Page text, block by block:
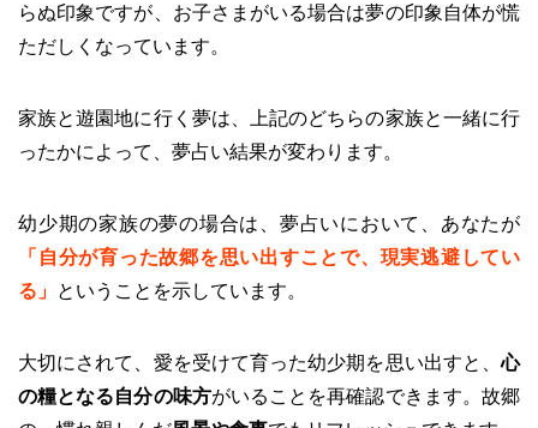
らぬ印象ですが、お子さまがいる場合は夢の印象自体が慌
ただしくなっています。
家族と遊園地に行く夢は、上記のどちらの家族と一緒に行
ったかによって、夢占い結果が変わります。
幼少期の家族の夢の場合は、夢占いにおいて、あなたが
「自分が育った故郷を思い出すことで、現実逃避してい
る」 ということを示しています。
大切にされて、愛を受けて育った幼少期を思い出すと、心
の糧となる自分の味方がいることを再確認できます。故郷